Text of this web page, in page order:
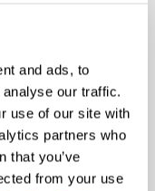
and ads, to
our traffic.
use of our site with
partners who
that you’ve
from your use
zu